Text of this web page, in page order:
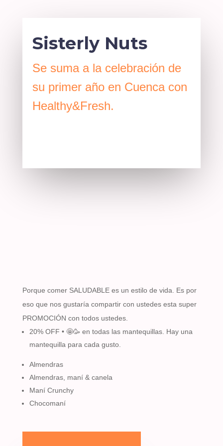
Sisterly Nuts
Se suma a la celebración de
su primer año en Cuenca con
Healthy&Fresh.
Porque comer SALUDABLE es un estilo de vida. Es por
eso que nos gustaría compartir con ustedes esta super
PROMOCIÓN con todos ustedes.
20% OFF • 🤩🥳 en todas las mantequillas. Hay una
mantequilla para cada gusto.
Almendras
Almendras, maní & canela
Maní Crunchy
Chocomaní